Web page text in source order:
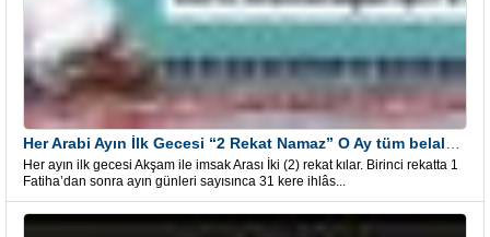
Her ayın ilk gecesi Akşam ile imsak Arası İki (2) rekat kılar. Birinci rekatta 1
Fatiha’dan sonra ayın günleri sayısınca 31 kere ihlâs...